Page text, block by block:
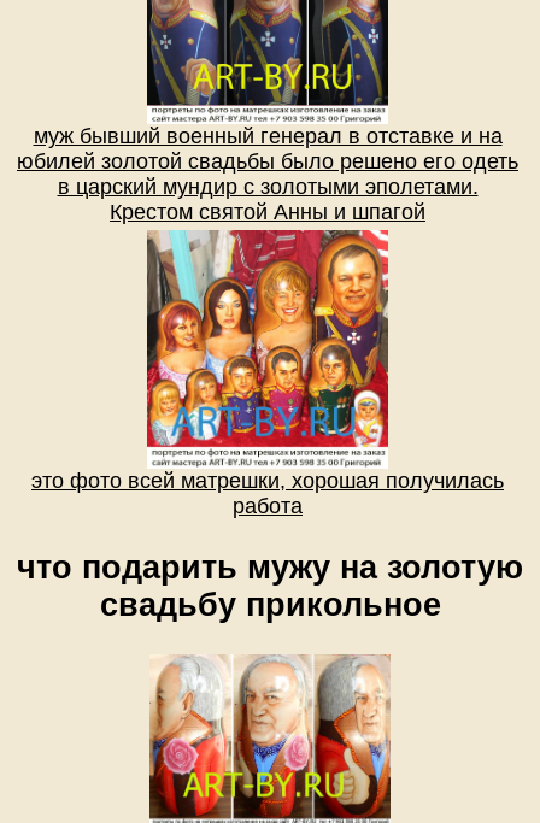
муж бывший военный генерал в отставке и на
юбилей золотой свадьбы было решено его одеть
в царский мундир с золотыми эполетами.
Крестом святой Анны и шпагой
это фото всей матрешки, хорошая получилась
работа
что подарить мужу на золотую
свадьбу прикольное